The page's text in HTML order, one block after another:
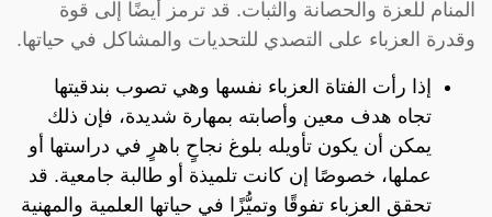
المنام للعزة والحصانة والثبات. قد ترمز أيضًا إلى قوة
وقدرة العزباء على التصدي للتحديات والمشاكل في حياتها.
إذا رأت الفتاة العزباء نفسها وهي تصوب بندقيتها
تجاه هدف معين وأصابته بمهارة شديدة، فإن ذلك
يمكن أن يكون تأويله بلوغ نجاحٍ باهرٍ في دراستها أو
عملها، خصوصًا إن كانت تلميذة أو طالبة جامعية. قد
تحقق العزباء تفوقًا وتميُّزًا في حياتها العلمية والمهنية